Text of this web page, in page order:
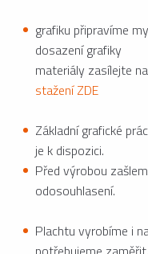
grafiku připravíme
dosazení grafiky
materiály zasílejte
stažení ZDE
Základní grafické
je k dispozici.
Před výrobou
odosouhlasení.
Plachtu vyrobíme i